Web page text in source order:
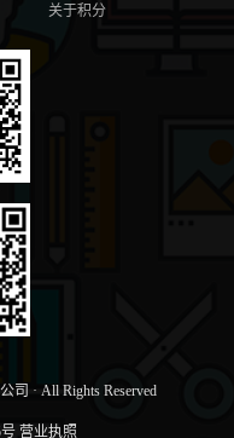
关于积分
司 · All Rights Reserved
营业执照